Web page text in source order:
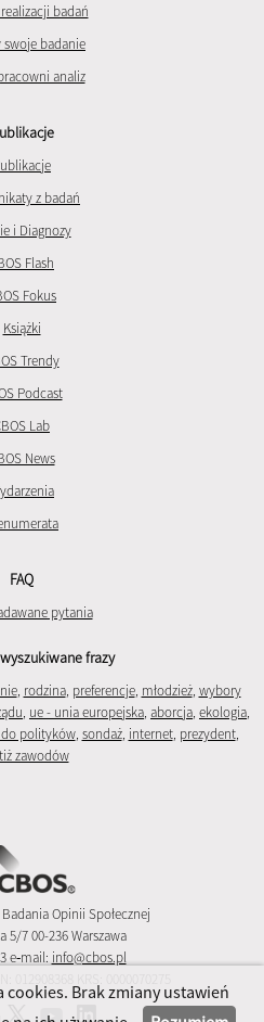
cookies. Brak zmiany ustawień
badań
badanie
analiz
z badań
i Diagnozy
Flash
Fokus
Książki
Trendy
Podcast
Lab
News
FAQ
pytania
frazy
, rodzina, preferencje, młodzież, wybory
, ue - unia europejska, aborcja, ekologia,
polityków, sondaż, internet, prezydent,
zawodów
Opinii Społecznej
5/7 00-236 Warszawa
e‑mail: info@cbos.pl